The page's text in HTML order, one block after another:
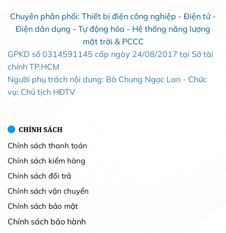
Chuyên phân phối: Thiết bị điện công nghiệp - Điện tử -
Điện dân dụng - Tự động hóa - Hệ thống năng lượng
mặt trời & PCCC
GPKD số 0314591145 cấp ngày 24/08/2017 tại Sở tài
chính TP.HCM
Người phụ trách nội dung: Bà Chung Ngọc Lan - Chức
vụ: Chủ tịch HĐTV
CHÍNH SÁCH
Chính sách thanh toán
Chính sách kiểm hàng
Chính sách đổi trả
Chính sách vận chuyển
Chính sách bảo mật
Chính sách bảo hành